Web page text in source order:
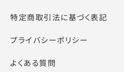
特定商取引法に基づく表記
プライバシーポリシー
よくある質問